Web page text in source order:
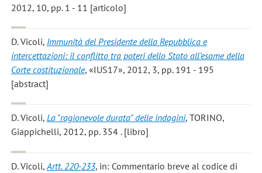
2012, 10, pp. 1 - 11 [articolo]
D. Vicoli, Immunità del Presidente della Repubblica e
intercettazioni: il conflitto tra poteri dello Stato all’esame della
Corte costituzionale, «IUS17», 2012, 3, pp. 191 - 195
[abstract]
D. Vicoli, La "ragionevole durata" delle indagini, TORINO,
Giappichelli, 2012, pp. 354 . [libro]
D. Vicoli, Artt. 220-233, in: Commentario breve al codice di